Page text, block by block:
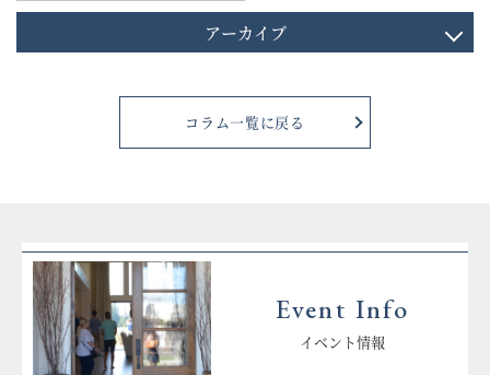
アーカイブ
コラム一覧に戻る
Event Info
イベント情報